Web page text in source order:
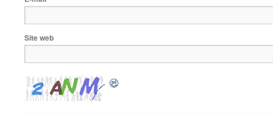
Site web